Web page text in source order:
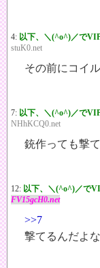
4: 以下、＼(^o^)／で
stuK0.net
その前にコイ
7: 以下、＼(^o^)／で
NHhKCQ0.net
銃作っても撃
12: 以下、＼(^o^)／で
FV15gcH0.net
>>7
撃てるんだよ